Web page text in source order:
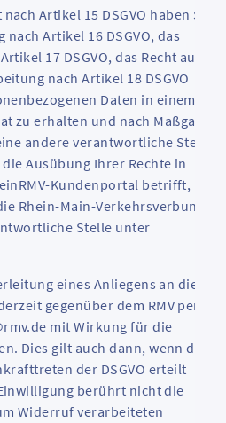
Artikel 15 DSGVO haben Sie
Artikel 16 DSGVO, das
17 DSGVO, das Recht auf
nach Artikel 18 DSGVO
Daten in einem
zu erhalten und nach Maßgabe
andere verantwortliche Stelle
Ausübung Ihrer Rechte in
Kundenportal betrifft,
Rhein-Main-Verkehrsverbund
Stelle unter
eines Anliegens an die
gegenüber dem RMV per
mit Wirkung für die
Dies gilt auch dann, wenn die
der DSGVO erteilt
berührt nicht die
Widerruf verarbeiteten